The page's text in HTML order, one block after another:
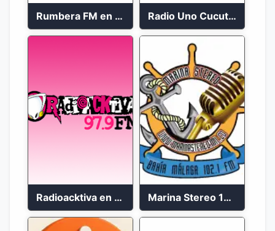
Rumbera FM en vivo 24/7 Radio Uno Cucuta 91.7 FM
Radioacktiva en vivo 97.9 FM Marina Stereo 102.1 FM